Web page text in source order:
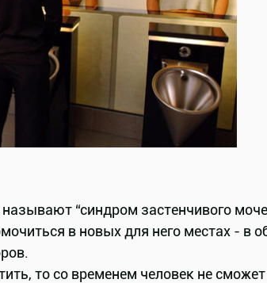
“синдром застенчивого
в новых для него местах - в
то со временем человек не